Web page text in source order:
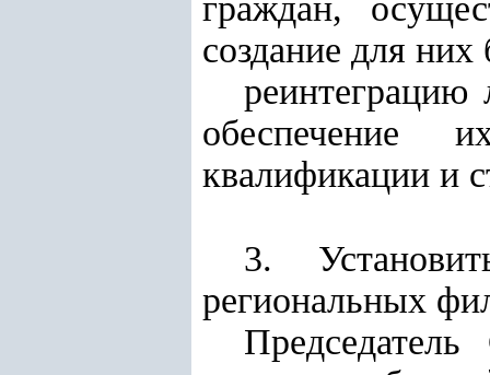
граждан,
создание для
реинтеграцию
обеспечение
квалификации и
3.
региональных